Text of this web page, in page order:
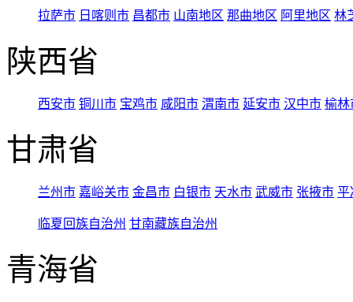
拉萨市 日喀则市 昌都市 山南地区 那曲地区 阿里地区 林
陕西省
西安市 铜川市 宝鸡市 咸阳市 渭南市 延安市 汉中市 榆林
甘肃省
兰州市 嘉峪关市 金昌市 白银市 天水市 武威市 张掖市 平
临夏回族自治州 甘南藏族自治州
青海省